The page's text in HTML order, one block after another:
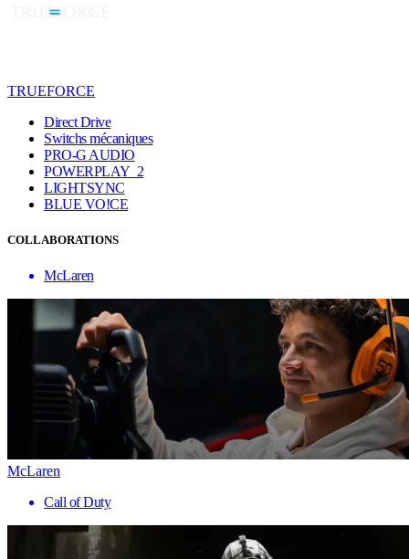
TRUEFORCE
Direct Drive
Switchs mécaniques
PRO-G AUDIO
POWERPLAY 2
LIGHTSYNC
BLUE VO!CE
COLLABORATIONS
McLaren
McLaren
Call of Duty